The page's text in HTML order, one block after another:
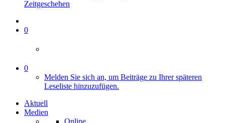
0
0
Melden Sie sich an, um Beiträge zu Ihrer späteren
Leseliste hinzuzufügen.
Aktuell
Medien
Online